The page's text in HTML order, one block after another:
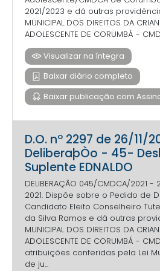
2021/2023 e dá outras
MUNICIPAL DOS DIREITOS DA
ADOLESCENTE DE CORUMBÁ -
Visualizar na íntegra
Baixar diário completo
Baixar publicação com
D.O. nº 2297 de 26/11/
DeliberaþÒo - 45-
Suplente EDNALDO
DELIBERAÇÃO 045/CMDCA/2021 -
2021. Dispõe sobre o Pedido de
Candidato Eleito Conselheiro
da Silva Ramos e dá outras
MUNICIPAL DOS DIREITOS DA
ADOLESCENTE DE CORUMBÁ -
atribuições conferidas pela Lei
de ju...